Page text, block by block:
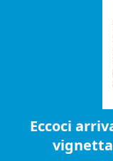
Eccoci
vignetta